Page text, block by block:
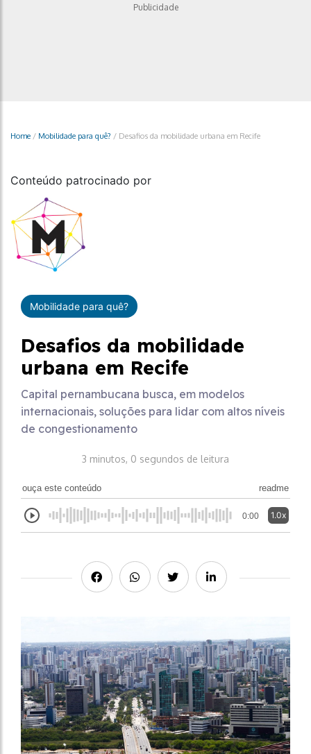
Publicidade
Home / Mobilidade para quê? / Desafios da mobilidade urbana em Recife
Conteúdo patrocinado por
Mobilidade para quê?
Desafios da mobilidade
urbana em Recife
Capital pernambucana busca, em modelos
internacionais, soluções para lidar com altos níveis
de congestionamento
3 minutos, 0 segundos de leitura
ouça este conteúdo readme
0:00 1.0x